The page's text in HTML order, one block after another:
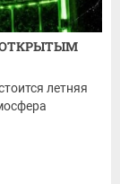
ОТКРЫТЫМ
летняя